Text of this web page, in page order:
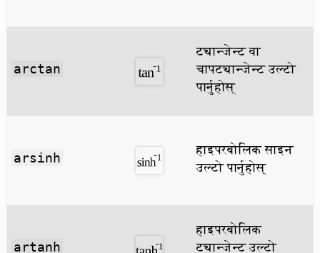
arctan
ट्यान्जेन्ट वा
चापट्यान्जेन्ट उल्टो
पार्नुहोस्
arsinh
हाइपरबोलिक साइन
उल्टो पार्नुहोस्
artanh
हाइपरबोलिक
ट्यान्जेन्ट उल्टो